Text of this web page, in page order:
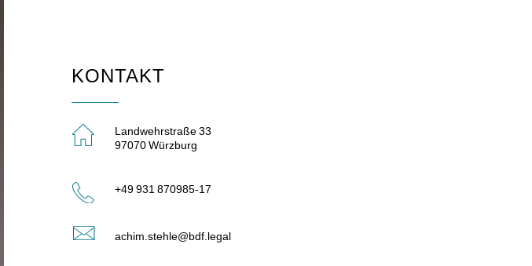
KONTAKT
Landwehrstraße 33
97070 Würzburg
+49 931 870985-17
achim.stehle@bdf.legal